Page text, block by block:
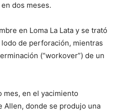
dos meses.
en Loma La Lata y se trató
de perforación, mientras
(“workover”) de un
mes, en el yacimiento
Allen, donde se produjo una